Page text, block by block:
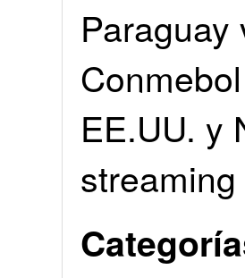
EE.UU. y